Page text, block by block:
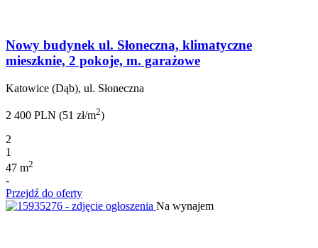
Nowy budynek ul. Słoneczna, klimatyczne
mieszknie, 2 pokoje, m. garażowe
Katowice (Dąb), ul. Słoneczna
2 400 PLN (51 zł/m2)
2
1
47 m2
-
Przejdź do oferty
Na wynajem